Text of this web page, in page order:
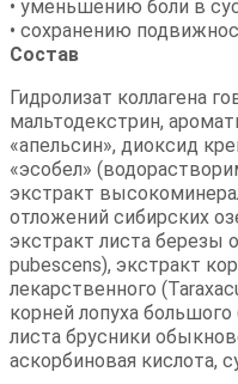
• уменьшению боли в
• сохранению
Состав
Гидролизат коллагена
мальтодекстрин,
«апельсин», диоксид
«эсобел»
экстракт
отложений сибирских
экстракт листа березы
pubescens), экстракт
лекарственного
корней лопуха
листа брусники
аскорбиновая кислота,